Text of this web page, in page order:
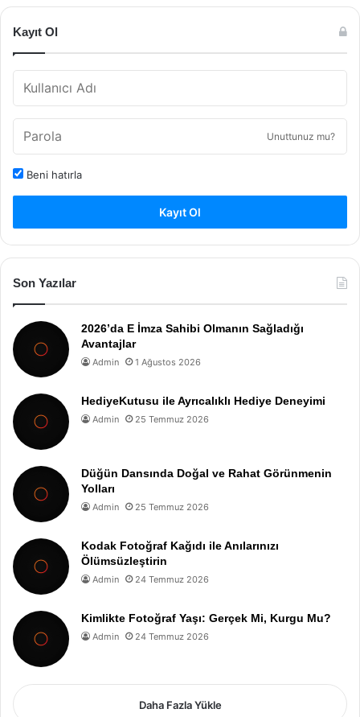
Kayıt Ol
Unuttunuz mu?
Beni hatırla
Kayıt Ol
Son Yazılar
2026’da E İmza Sahibi Olmanın Sağladığı
Avantajlar
Admin 1 Ağustos 2026
HediyeKutusu ile Ayrıcalıklı Hediye Deneyimi
Admin 25 Temmuz 2026
Düğün Dansında Doğal ve Rahat Görünmenin
Yolları
Admin 25 Temmuz 2026
Kodak Fotoğraf Kağıdı ile Anılarınızı
Ölümsüzleştirin
Admin 24 Temmuz 2026
Kimlikte Fotoğraf Yaşı: Gerçek Mi, Kurgu Mu?
Admin 24 Temmuz 2026
Daha Fazla Yükle